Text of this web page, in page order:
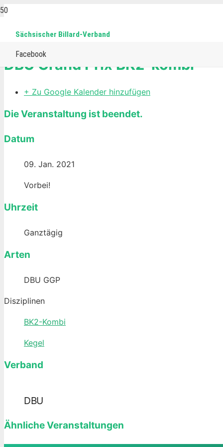
Sächsischer Billard-Verband
Facebook
HomeEvents BK2-Kombi Kegel
DBU Grand Prix BK2-kombi
+ Zu Google Kalender hinzufügen
Die Veranstaltung ist beendet.
Datum
09. Jan. 2021
Vorbei!
Uhrzeit
Ganztägig
Arten
DBU GGP
Disziplinen
BK2-Kombi
Kegel
Verband
DBU
Ähnliche Veranstaltungen